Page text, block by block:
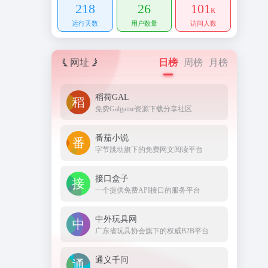
218
运行天数
26
用户数量
101K
访问人数
网址 日榜 周榜 月榜
稻荷GAL
免费Galgame资源下载分享社区
番茄小说
字节跳动旗下的免费网文阅读平台
接口盒子
一个提供免费API接口的服务平台
中外玩具网
广东省玩具协会旗下的权威B2B平台
通义千问